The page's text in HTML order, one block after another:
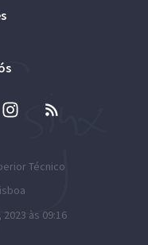
Técnico
às 09:16